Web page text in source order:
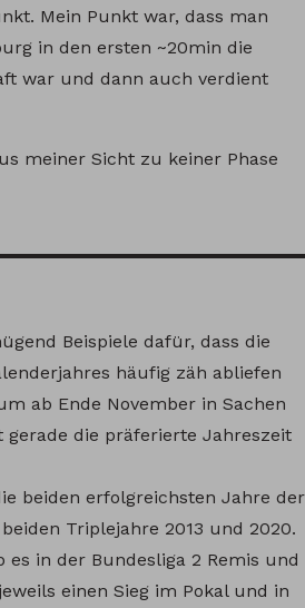
Mein Punkt war, dass man
in den ersten ~20min die
war und dann auch verdient
meiner Sicht zu keiner Phase
Beispiele dafür, dass die
häufig zäh abliefen
ab Ende November in Sachen
gerade die präferierte Jahreszeit
beiden erfolgreichsten Jahre der
Triplejahre 2013 und 2020.
es in der Bundesliga 2 Remis und
einen Sieg im Pokal und in